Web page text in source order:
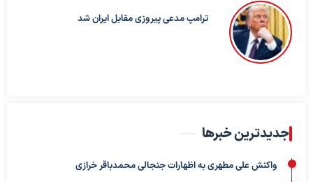
ترامپ مدعی پیروزی مقابل ایران شد
جدیدترین خبرها
واکنش علی مطهری به اظهارات جنجالی محمدباقر خرازی